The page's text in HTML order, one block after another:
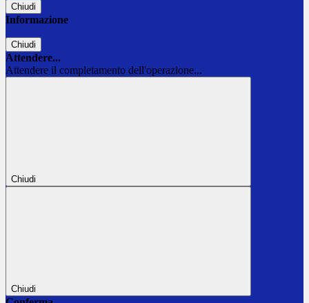
Chiudi
Informazione
Chiudi
Attendere...
Attendere il completamento dell'operazione...
Chiudi
Chiudi